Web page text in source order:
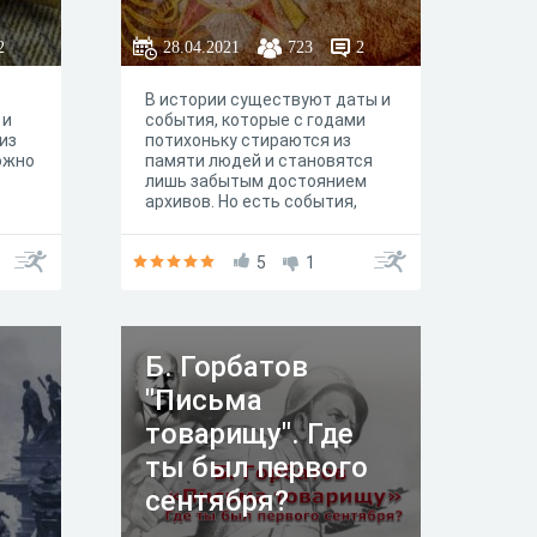
вас
28.04.2021 723 2
В истории существуют даты и
события, которые с годами
потихоньку стираются из
памяти людей и становятся
лишь забытым достоянием
архивов. Но есть события,
наоборот, с каждым годом
становясь буквально
событиям, несомненно,
относится Победа нашего
народа в Великой
Отечественной войне. В этом
году мы отмечаем 76
годовщину Великой Победы.
Время уже успело зарыть
траншеи на полях былых
сражений, однако оно
5 1
Б. Горбатов
"Письма
товарищу". Где
ты был первого
сентября?